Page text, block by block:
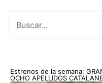
Estrenos de la semana:
OCHO APELLIDOS